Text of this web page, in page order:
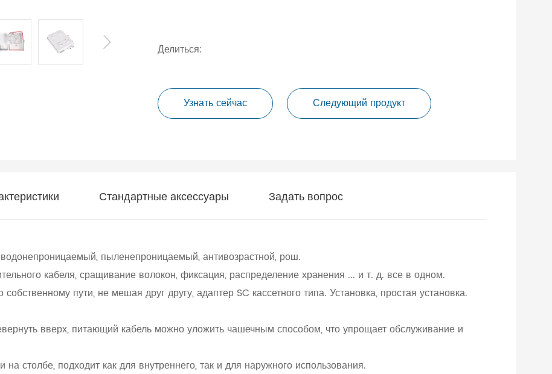
Делиться:
Узнать сейчас Следующий продукт
Стандартные аксессуары Задать вопрос
пыленепроницаемый, антивозрастной, рош.
кабеля, сращивание волокон, фиксация, распределение хранения ... и т. д. все в одном.
пути, не мешая друг другу, адаптер SC кассетного типа. Установка, простая установка.
вверх, питающий кабель можно уложить чашечным способом, что упрощает обслуживание и
столбе, подходит как для внутреннего, так и для наружного использования.